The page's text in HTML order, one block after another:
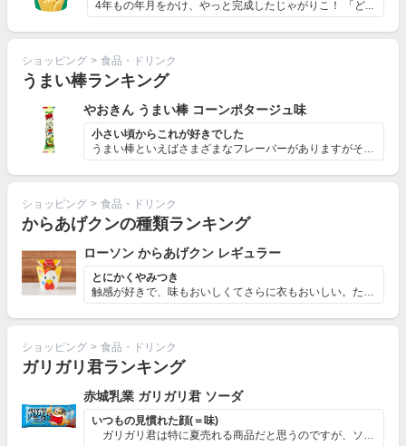
4年もの年月をかけ、やっと完成したじゃがりこ！ 「ど...
ショッピング > 食品・ドリンク
うまい棒ランキング
やおきん うまい棒 コーンポタージュ味
小さい頃からこれが好きでした
うまい棒といえばさまざまなフレーバーがありますがその中...
ショッピング > 食品・ドリンク
からあげクンの種類ランキング
ローソン からあげクン レギュラー
とにかくやみつき
触感が好きで、味もおいしくてさらに衣もおいしい。たまに...
ショッピング > 食品・ドリンク
ガリガリ君ランキング
赤城乳業 ガリガリ君 ソーダ
いつもの見慣れた顔(＝味)
ガリガリ君は特に夏売れる商品だと思うのですが、ソーダ...